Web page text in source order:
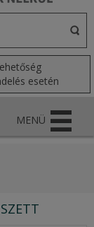
esetén
MENÜ